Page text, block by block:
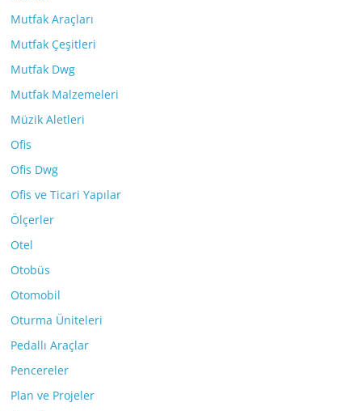
Mutfak Araçları
Mutfak Çeşitleri
Mutfak Dwg
Mutfak Malzemeleri
Müzik Aletleri
Ofis
Ofis Dwg
Ofis ve Ticari Yapılar
Ölçerler
Otel
Otobüs
Otomobil
Oturma Üniteleri
Pedallı Araçlar
Pencereler
Plan ve Projeler